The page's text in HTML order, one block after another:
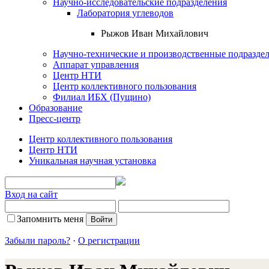
Лаборатория углеводов
Рыжов Иван Михайлович
Научно-технические и производственные
Аппарат управления
Центр НТИ
Центр коллективного пользования
Филиал ИБХ (Пущино)
Образование
Пресс-центр
Центр коллективного пользования
Центр НТИ
Уникальная научная установка
Вход на сайт
Запомнить меня
Забыли пароль? · О регистрации